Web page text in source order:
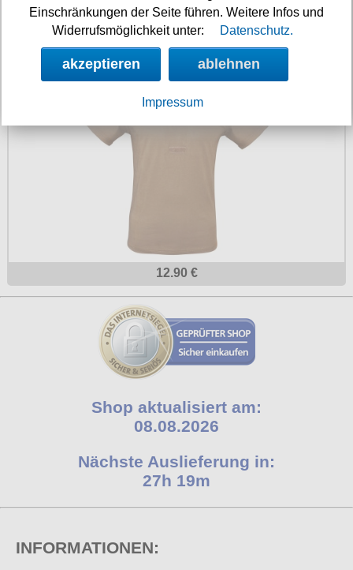
12.90 €
T-Shirt Bundeswehr Tropen-T-Shirt
12.90 €
Shop aktualisiert am:
08.08.2026
Nächste Auslieferung in:
27h 19m
INFORMATIONEN:
Einschränkungen der Seite führen. Weitere Infos und
Widerrufsmöglichkeit unter:
Datenschutz.
akzeptieren ablehnen
Impressum